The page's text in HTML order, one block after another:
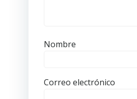
Nombre
Correo electrónico